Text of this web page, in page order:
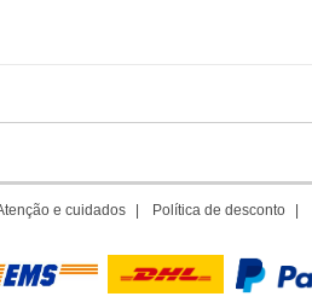
e cuidados | Política de desconto |